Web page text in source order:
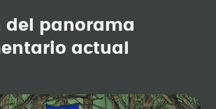
del panorama
actual